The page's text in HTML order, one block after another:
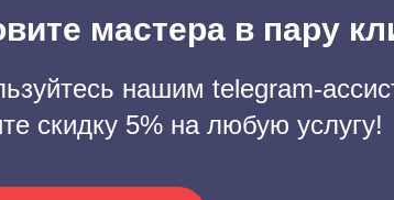
мастера в пару
нашим telegram-
скидку 5% на любую услугу!